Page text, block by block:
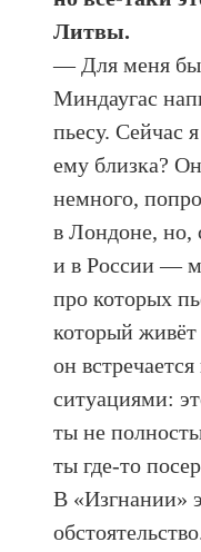
Литвы.
— Для меня
Миндаугас
пьесу. Сейчас
ему близка?
немного,
в Лондоне, но,
и в России —
про которых
который
он
ситуациями:
ты не
ты где-то
В «Изгнании»